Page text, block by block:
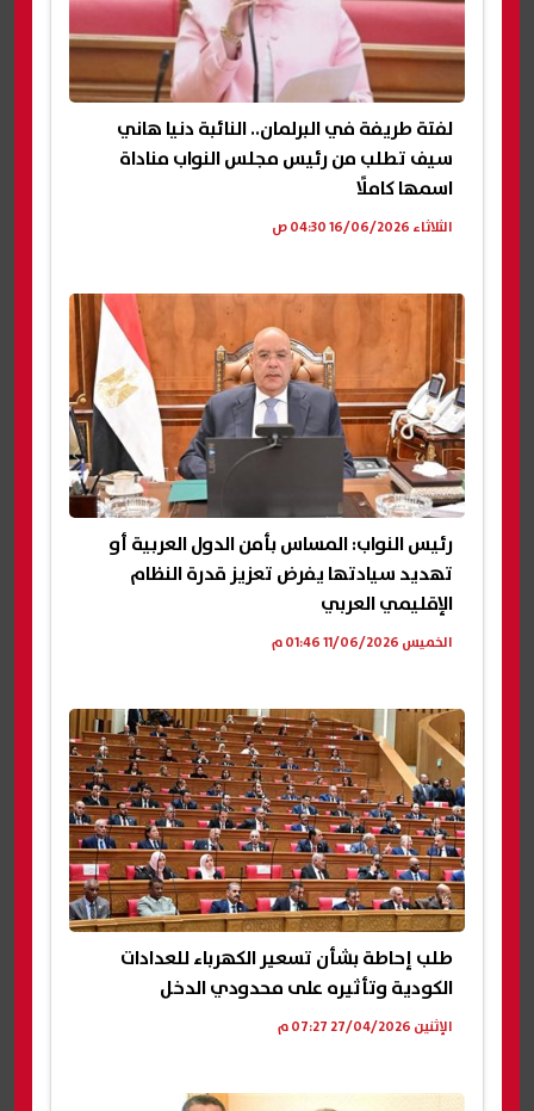
لفتة طريفة في البرلمان.. النائبة دنيا هاني
سيف تطلب من رئيس مجلس النواب مناداة
اسمها كاملًا
الثلاثاء 16/06/2026 04:30 ص
رئيس النواب: المساس بأمن الدول العربية أو
تهديد سيادتها يفرض تعزيز قدرة النظام
الإقليمي العربي
الخميس 11/06/2026 01:46 م
طلب إحاطة بشأن تسعير الكهرباء للعدادات
الكودية وتأثيره على محدودي الدخل
الإثنين 27/04/2026 07:27 م